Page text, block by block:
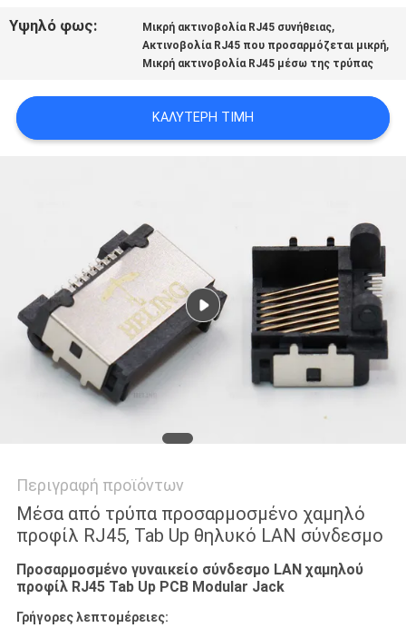
SITEMAP
ΑΠΟΡΡΉΤΟΥ
Υψηλό φως: Μικρή ακτινοβολία RJ45 συνήθειας,
Ακτινοβολία RJ45 που προσαρμόζεται μικρή,
Μικρή ακτινοβολία RJ45 μέσω της τρύπας
ΚΑΛΎΤΕΡΗ ΤΙΜΉ
Περιγραφή προϊόντων
Μέσα από τρύπα προσαρμοσμένο χαμηλό
προφίλ RJ45, Tab Up θηλυκό LAN σύνδεσμο
Προσαρμοσμένο γυναικείο σύνδεσμο LAN χαμηλού
προφίλ RJ45 Tab Up PCB Modular Jack
Γρήγορες λεπτομέρειες: